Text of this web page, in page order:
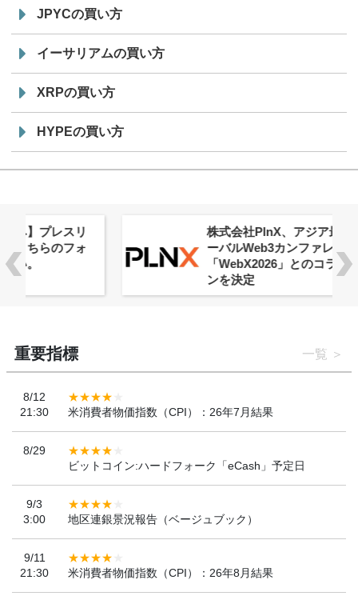
JPYCの買い方
イーサリアムの買い方
XRPの買い方
HYPEの買い方
株式会社PlnX、アジア最大級のグロ
ーバルWeb3カンファレンス
「WebX2026」とのコラボレーショ
重要指標 一覧
8/12
21:30
米消費者物価指数（CPI）：26年7月結果
8/29
ビットコイン:ハードフォーク「eCash」予定日
9/3
3:00
地区連銀景況報告（ベージュブック）
9/11
21:30
米消費者物価指数（CPI）：26年8月結果